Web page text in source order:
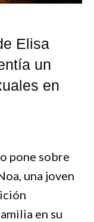
Elisa
un
en
pone sobre
una joven
en su